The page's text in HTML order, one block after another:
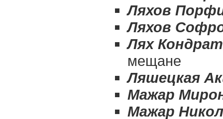
Ляхов
Ляхов
Лях
мещане
Ляшецкая
Мажар
Мажар